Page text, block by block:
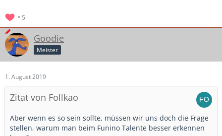
5
Goodie
Meister
1. August 2019
Zitat von Follkao
Aber wenn es so sein sollte, müssen wir uns doch die Frage
stellen, warum man beim Funino Talente besser erkennen